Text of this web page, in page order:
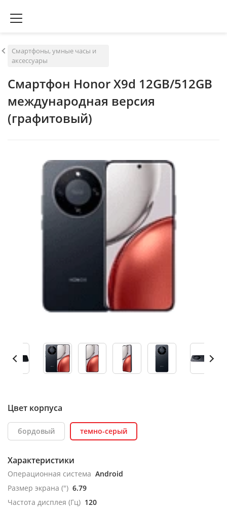
Смартфоны, умные часы и
аксессуары
Смартфон Honor X9d 12GB/512GB
международная версия
(графитовый)
Цвет корпуса
бордовый темно-серый
Характеристики
Операционная система Android
Размер экрана (") 6.79
Частота дисплея (Гц) 120